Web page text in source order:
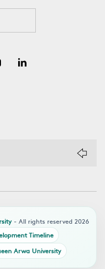
- All rights reserved 2026
Timeline
Arwa University